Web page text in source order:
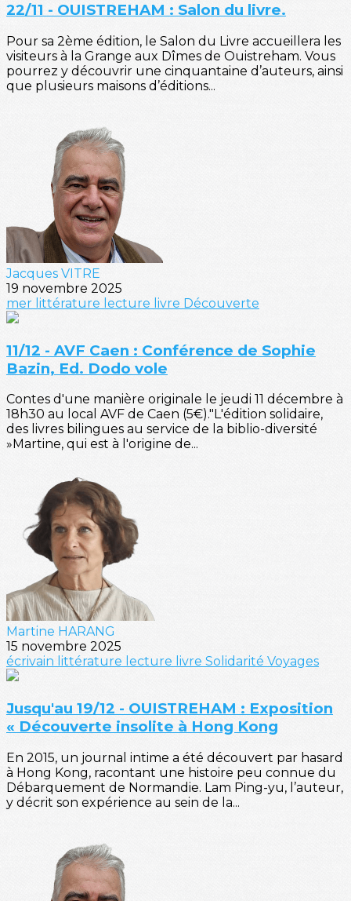
22/11 - OUISTREHAM : Salon du livre.
Pour sa 2ème édition, le Salon du Livre accueillera les
visiteurs à la Grange aux Dîmes de Ouistreham. Vous
pourrez y découvrir une cinquantaine d’auteurs, ainsi
que plusieurs maisons d’éditions...
Jacques VITRE
19 novembre 2025
mer littérature lecture livre Découverte
11/12 - AVF Caen : Conférence de Sophie
Bazin, Ed. Dodo vole
Contes d'une manière originale le jeudi 11 décembre à
18h30 au local AVF de Caen (5€)."L'édition solidaire,
des livres bilingues au service de la biblio-diversité
»Martine, qui est à l'origine de...
Martine HARANG
15 novembre 2025
écrivain littérature lecture livre Solidarité Voyages
Jusqu'au 19/12 - OUISTREHAM : Exposition
« Découverte insolite à Hong Kong
En 2015, un journal intime a été découvert par hasard
à Hong Kong, racontant une histoire peu connue du
Débarquement de Normandie. Lam Ping-yu, l’auteur,
y décrit son expérience au sein de la...